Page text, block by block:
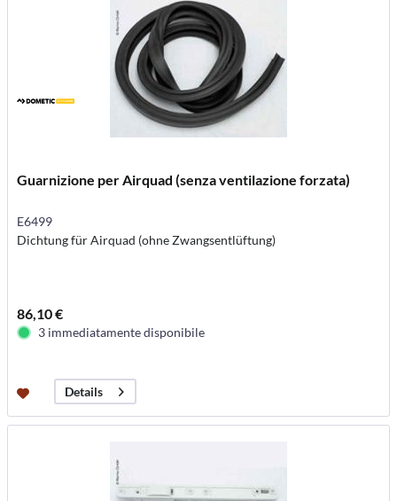
Guarnizione per Airquad (senza ventilazione forzata)
E6499
Dichtung für Airquad (ohne Zwangsentlüftung)
86,10 €
3 immediatamente disponibile
Details